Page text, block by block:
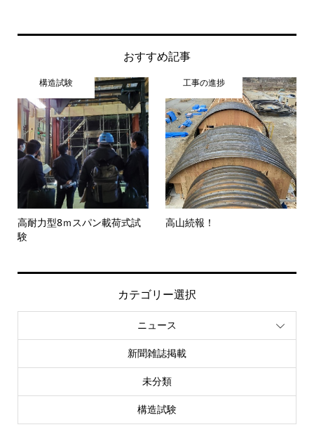
おすすめ記事
構造試験
高耐力型8ｍスパン載荷式試
験
工事の進捗
高山続報！
カテゴリー選択
ニュース
新聞雑誌掲載
未分類
構造試験